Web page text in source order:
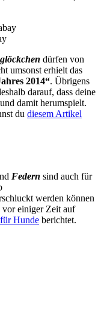
dürfen von
umsonst erhielt das
2014“. Übrigens
darauf, dass deine
damit herumspielt.
du diesem Artikel
Federn sind auch für
werden können
einiger Zeit auf
Hunde berichtet.